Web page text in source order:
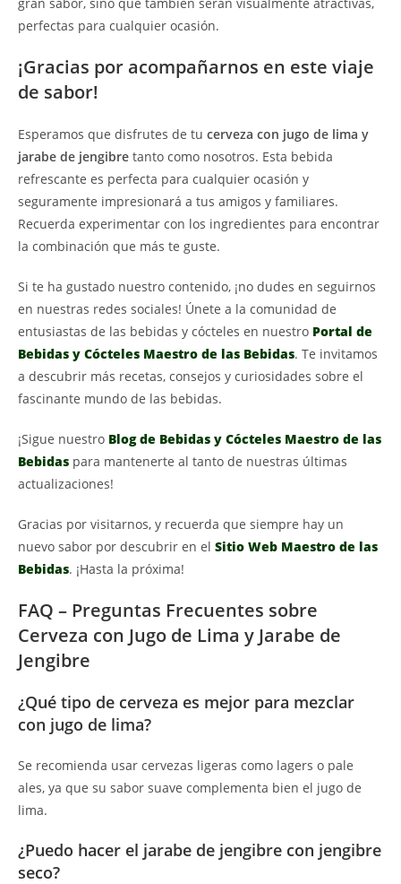
perfectas para cualquier ocasión.
¡Gracias por acompañarnos en este viaje
de sabor!
Esperamos que disfrutes de tu cerveza con jugo de lima y
jarabe de jengibre tanto como nosotros. Esta bebida
refrescante es perfecta para cualquier ocasión y
seguramente impresionará a tus amigos y familiares.
Recuerda experimentar con los ingredientes para encontrar
la combinación que más te guste.
Si te ha gustado nuestro contenido, ¡no dudes en seguirnos
en nuestras redes sociales! Únete a la comunidad de
entusiastas de las bebidas y cócteles en nuestro Portal de
Bebidas y Cócteles Maestro de las Bebidas. Te invitamos
a descubrir más recetas, consejos y curiosidades sobre el
fascinante mundo de las bebidas.
¡Sigue nuestro Blog de Bebidas y Cócteles Maestro de las
Bebidas para mantenerte al tanto de nuestras últimas
actualizaciones!
Gracias por visitarnos, y recuerda que siempre hay un
nuevo sabor por descubrir en el Sitio Web Maestro de las
Bebidas. ¡Hasta la próxima!
FAQ – Preguntas Frecuentes sobre
Cerveza con Jugo de Lima y Jarabe de
Jengibre
¿Qué tipo de cerveza es mejor para mezclar
con jugo de lima?
Se recomienda usar cervezas ligeras como lagers o pale
ales, ya que su sabor suave complementa bien el jugo de
lima.
¿Puedo hacer el jarabe de jengibre con jengibre
seco?